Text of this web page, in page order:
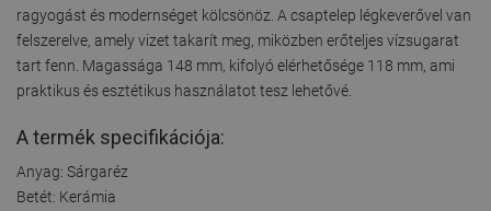
ragyogást és modernséget kölcsönöz. A csaptelep légkeverővel van
felszerelve, amely vizet takarít meg, miközben erőteljes vízsugarat
tart fenn. Magassága 148 mm, kifolyó elérhetősége 118 mm, ami
praktikus és esztétikus használatot tesz lehetővé.
A termék specifikációja:
Anyag: Sárgaréz
Betét: Kerámia